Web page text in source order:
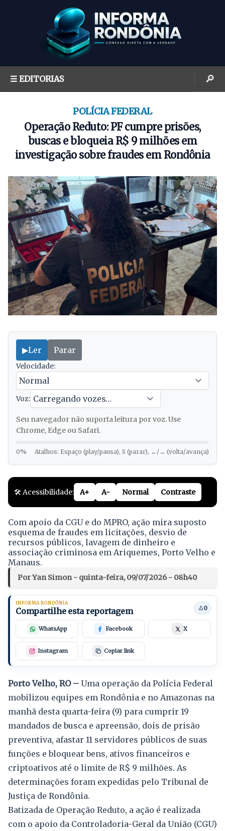
☰ EDITORIAS 🔎
POLÍCIA FEDERAL
Operação Reduto: PF cumpre prisões,
buscas e bloqueia R$ 9 milhões em
investigação sobre fraudes em Rondônia
▶Ler Parar
Velocidade:
Voz:
Seu navegador não suporta leitura por voz. Use
Chrome, Edge ou Safari.
0% Atalhos: Espaço (play/pausa), S (parar), ←/→ (volta/avança)
🛠️ Acessibilidade: A+ A- Normal Contraste
Com apoio da CGU e do MPRO, ação mira suposto
esquema de fraudes em licitações, desvio de
recursos públicos, lavagem de dinheiro e
associação criminosa em Ariquemes, Porto Velho e
Manaus.
Por Yan Simon - quinta-feira, 09/07/2026 - 08h40
INFORMA RONDÔNIA
Compartilhe esta reportagem 0
WhatsApp Facebook X
Instagram Copiar link
Porto Velho, RO – Uma operação da Polícia Federal
mobilizou equipes em Rondônia e no Amazonas na
manhã desta quarta-feira (9) para cumprir 19
mandados de busca e apreensão, dois de prisão
preventiva, afastar 11 servidores públicos de suas
funções e bloquear bens, ativos financeiros e
criptoativos até o limite de R$ 9 milhões. As
determinações foram expedidas pelo Tribunal de
Justiça de Rondônia.
Batizada de Operação Reduto, a ação é realizada
com o apoio da Controladoria-Geral da União (CGU)